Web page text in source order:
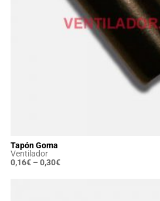
Tapón Goma
Ventilador
0,16€– 0,30€